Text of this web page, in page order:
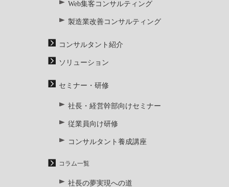
Web集客コンサルティング
製造業改善コンサルティング
コンサルタント紹介
ソリューション
セミナー・研修
社長・経営幹部向けセミナー
従業員向け研修
コンサルタント養成講座
コラム一覧
社長の夢実現への道